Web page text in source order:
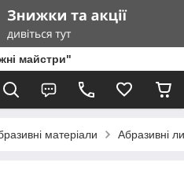
майстри"
матеріали Абразивні